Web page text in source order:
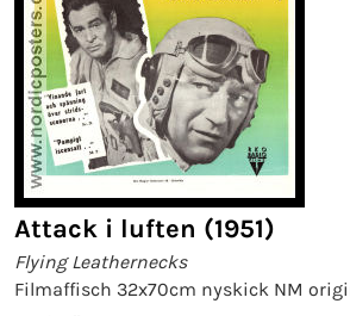
Attack i luften (1951)
Flying Leathernecks
Filmaffisch 32x70cm nyskick NM